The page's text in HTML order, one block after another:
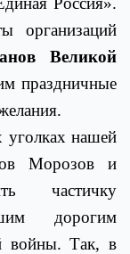
организаций
Великой
праздничные
нашей
Морозов и
частичку
дорогим
войны. Так, в